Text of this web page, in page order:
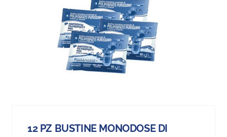
12 PZ BUSTINE MONODOSE DI